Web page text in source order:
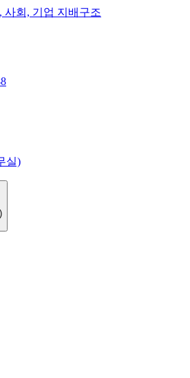
사회, 기업 지배구조
실)